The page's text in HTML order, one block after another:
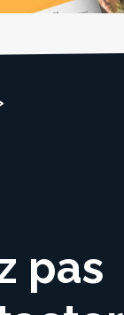
pas